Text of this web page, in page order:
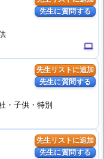
先生に質問する
computer
先生リストに追加
先生に質問する
・子供・特別
先生リストに追加
先生に質問する